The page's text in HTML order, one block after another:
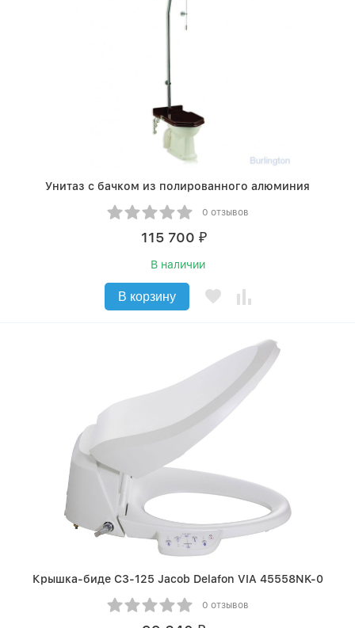
Унитаз с бачком из полированного алюминия
0 отзывов
115 700 ₽
В наличии
В корзину
Крышка-биде C3-125 Jacob Delafon VIA 45558NK-0
0 отзывов